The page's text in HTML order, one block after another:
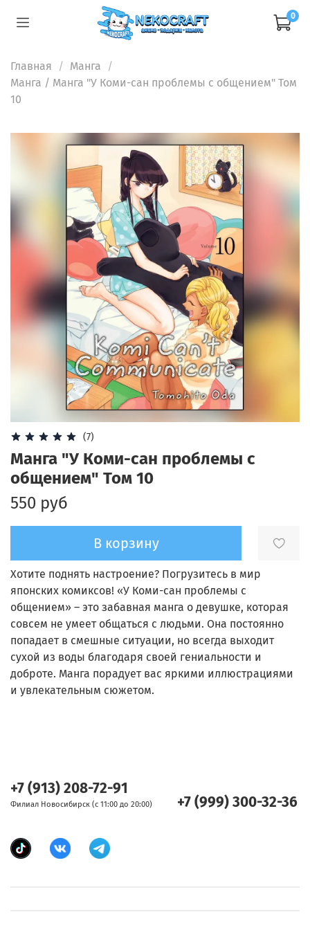
0
Главная
Манга
Манга / Манга "У Коми-сан проблемы с общением" Том
10
(7)
Манга "У Коми-сан проблемы с
общением" Том 10
550 руб
В корзину
Хотите поднять настроение? Погрузитесь в мир
японских комиксов! «У Коми-сан проблемы с
общением» – это забавная манга о девушке, которая
совсем не умеет общаться с людьми. Она постоянно
попадает в смешные ситуации, но всегда выходит
сухой из воды благодаря своей гениальности и
доброте. Манга порадует вас яркими иллюстрациями
и увлекательным сюжетом.
+7 (913) 208-72-91
Филиал Новосибирск (с 11:00 до 20:00) +7 (999) 300-32-36